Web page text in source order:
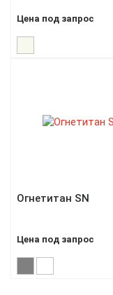
Цена под запрос
Огнетитан SN
Цена под запрос